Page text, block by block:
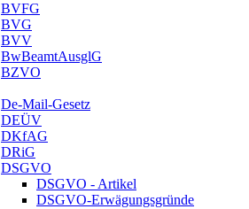
BVFG
BVG
BVV
BwBeamtAusglG
BZVO
De-Mail-Gesetz
DEÜV
DKfAG
DRiG
DSGVO
DSGVO - Artikel
DSGVO-Erwägungsgründe